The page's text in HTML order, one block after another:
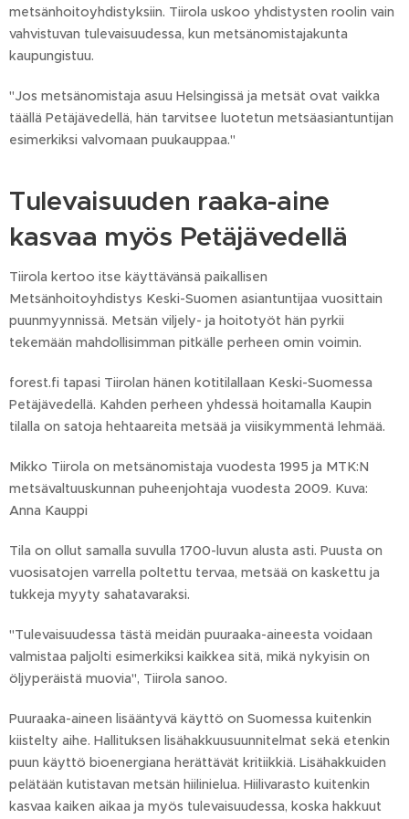
metsänhoitoyhdistyksiin. Tiirola uskoo yhdistysten roolin vain
vahvistuvan tulevaisuudessa, kun metsänomistajakunta
kaupungistuu.
"Jos metsänomistaja asuu Helsingissä ja metsät ovat vaikka
täällä Petäjävedellä, hän tarvitsee luotetun metsäasiantuntijan
esimerkiksi valvomaan puukauppaa."
Tulevaisuuden raaka-aine
kasvaa myös Petäjävedellä
Tiirola kertoo itse käyttävänsä paikallisen
Metsänhoitoyhdistys Keski-Suomen asiantuntijaa vuosittain
puunmyynnissä. Metsän viljely- ja hoitotyöt hän pyrkii
tekemään mahdollisimman pitkälle perheen omin voimin.
forest.fi tapasi Tiirolan hänen kotitilallaan Keski-Suomessa
Petäjävedellä. Kahden perheen yhdessä hoitamalla Kaupin
tilalla on satoja hehtaareita metsää ja viisikymmentä lehmää.
Mikko Tiirola on metsänomistaja vuodesta 1995 ja MTK:N
metsävaltuuskunnan puheenjohtaja vuodesta 2009. Kuva:
Anna Kauppi
Tila on ollut samalla suvulla 1700-luvun alusta asti. Puusta on
vuosisatojen varrella poltettu tervaa, metsää on kaskettu ja
tukkeja myyty sahatavaraksi.
"Tulevaisuudessa tästä meidän puuraaka-aineesta voidaan
valmistaa paljolti esimerkiksi kaikkea sitä, mikä nykyisin on
öljyperäistä muovia", Tiirola sanoo.
Puuraaka-aineen lisääntyvä käyttö on Suomessa kuitenkin
kiistelty aihe. Hallituksen lisähakkuusuunnitelmat sekä etenkin
puun käyttö bioenergiana herättävät kritiikkiä. Lisähakkuiden
pelätään kutistavan metsän hiilinielua. Hiilivarasto kuitenkin
kasvaa kaiken aikaa ja myös tulevaisuudessa, koska hakkuut